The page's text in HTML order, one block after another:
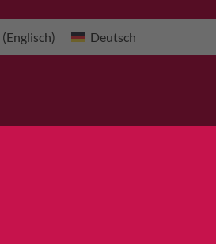
(Englisch) Deutsch